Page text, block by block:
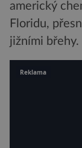
americký
Floridu,
jižními břehy.
Reklama